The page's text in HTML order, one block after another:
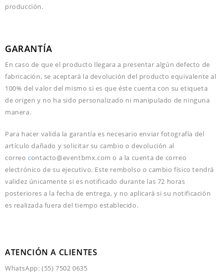
producción.
GARANTÍA
En caso de que el producto llegara a presentar algún defecto de
fabricación, se aceptará la devolución del producto equivalente al
100% del valor del mismo si es que éste cuenta con su etiqueta
de origen y no ha sido personalizado ni manipulado de ninguna
manera.
Para hacer valida la garantía es necesario enviar fotografía del
artículo dañado y solicitar su cambio o devolución al
correocontacto@eventbmx.com o a la cuenta de correo
electrónico de su ejecutivo. Este rembolso o cambio físico tendrá
validez únicamente si es notificado durante las 72 horas
posteriores a la fecha de entrega, y no aplicará si su notificación
es realizada fuera del tiempo establecido.
ATENCIÓN A CLIENTES
WhatsApp: (55) 7502 0635